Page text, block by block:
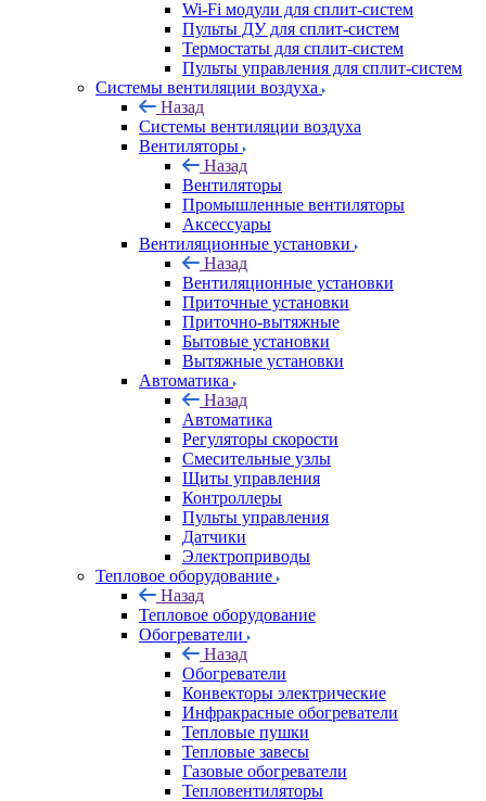
Wi-Fi модули для сплит-систем
Пульты ДУ для сплит-систем
Термостаты для сплит-систем
Пульты управления для сплит-систем
Системы вентиляции воздуха
Назад
Системы вентиляции воздуха
Вентиляторы
Назад
Вентиляторы
Промышленные вентиляторы
Аксессуары
Вентиляционные установки
Назад
Вентиляционные установки
Приточные установки
Приточно-вытяжные
Бытовые установки
Вытяжные установки
Автоматика
Назад
Автоматика
Регуляторы скорости
Смесительные узлы
Щиты управления
Контроллеры
Пульты управления
Датчики
Электроприводы
Тепловое оборудование
Назад
Тепловое оборудование
Обогреватели
Назад
Обогреватели
Конвекторы электрические
Инфракрасные обогреватели
Тепловые пушки
Тепловые завесы
Газовые обогреватели
Тепловентиляторы